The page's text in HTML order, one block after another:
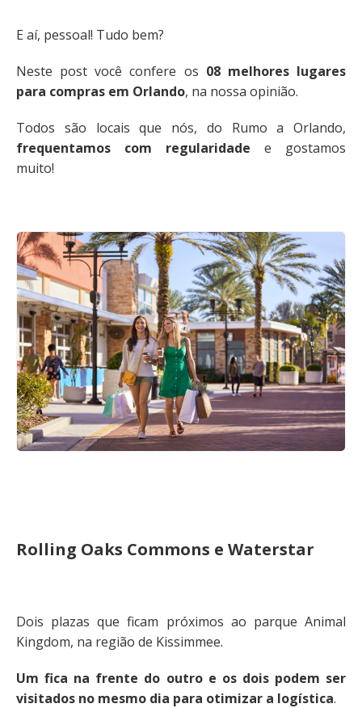
E aí, pessoal! Tudo bem?
Neste post você confere os 08 melhores lugares
para compras em Orlando, na nossa opinião.
Todos são locais que nós, do Rumo a Orlando,
frequentamos com regularidade e gostamos
muito!
Rolling Oaks Commons e Waterstar
Dois plazas que ficam próximos ao parque Animal
Kingdom, na região de Kissimmee.
Um fica na frente do outro e os dois podem ser
visitados no mesmo dia para otimizar a logística.